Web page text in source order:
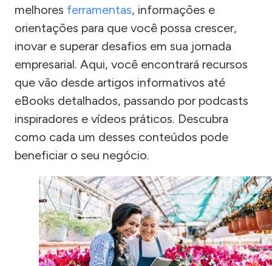
melhores ferramentas, informações e
orientações para que você possa crescer,
inovar e superar desafios em sua jornada
empresarial. Aqui, você encontrará recursos
que vão desde artigos informativos até
eBooks detalhados, passando por podcasts
inspiradores e vídeos práticos. Descubra
como cada um desses conteúdos pode
beneficiar o seu negócio.